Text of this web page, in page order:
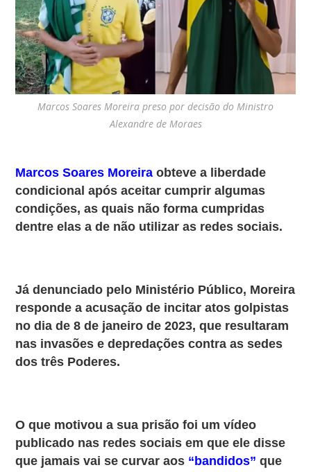
Marcos Soares Moreira preso por decisão do Ministro
Alexandre de Moraes
Marcos Soares Moreira obteve a liberdade
condicional após aceitar cumprir algumas
condições, as quais não forma cumpridas
dentre elas a de não utilizar as redes sociais.
Já denunciado pelo Ministério Público, Moreira
responde a acusação de incitar atos golpistas
no dia de 8 de janeiro de 2023, que resultaram
nas invasões e depredações contra as sedes
dos três Poderes.
O que motivou a sua prisão foi um vídeo
publicado nas redes sociais em que ele disse
que jamais vai se curvar aos “bandidos” que